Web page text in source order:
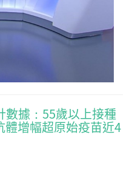
據：55歲以上接種
體增幅超原始疫苗近4